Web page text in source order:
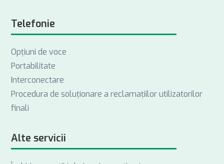
Telefonie
Opţiuni de voce
Portabilitate
Interconectare
Procedura de soluționare a reclamațiilor utilizatorilor
finali
Alte servicii